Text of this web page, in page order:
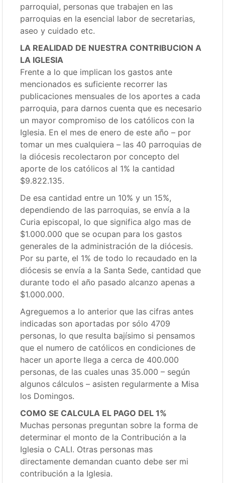
parroquial, personas que trabajen en las
parroquias en la esencial labor de secretarias,
aseo y cuidado etc.
LA REALIDAD DE NUESTRA CONTRIBUCION A
LA IGLESIA
Frente a lo que implican los gastos ante
mencionados es suficiente recorrer las
publicaciones mensuales de los aportes a cada
parroquia, para darnos cuenta que es necesario
un mayor compromiso de los católicos con la
Iglesia. En el mes de enero de este año – por
tomar un mes cualquiera – las 40 parroquias de
la diócesis recolectaron por concepto del
aporte de los católicos al 1% la cantidad
$9.822.135.
De esa cantidad entre un 10% y un 15%,
dependiendo de las parroquias, se envía a la
Curia episcopal, lo que significa algo mas de
$1.000.000 que se ocupan para los gastos
generales de la administración de la diócesis.
Por su parte, el 1% de todo lo recaudado en la
diócesis se envía a la Santa Sede, cantidad que
durante todo el año pasado alcanzo apenas a
$1.000.000.
Agreguemos a lo anterior que las cifras antes
indicadas son aportadas por sólo 4709
personas, lo que resulta bajísimo si pensamos
que el numero de católicos en condiciones de
hacer un aporte llega a cerca de 400.000
personas, de las cuales unas 35.000 – según
algunos cálculos – asisten regularmente a Misa
los Domingos.
COMO SE CALCULA EL PAGO DEL 1%
Muchas personas preguntan sobre la forma de
determinar el monto de la Contribución a la
Iglesia o CALI. Otras personas mas
directamente demandan cuanto debe ser mi
contribución a la Iglesia.